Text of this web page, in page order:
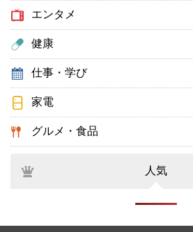
エンタメ
健康
仕事・学び
家電
グルメ・食品
人気